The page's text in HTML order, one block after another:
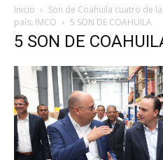
Inicio
Son de Coahuila cuatro de
país: IMCO
5 SON DE COAHUILA
5 SON DE